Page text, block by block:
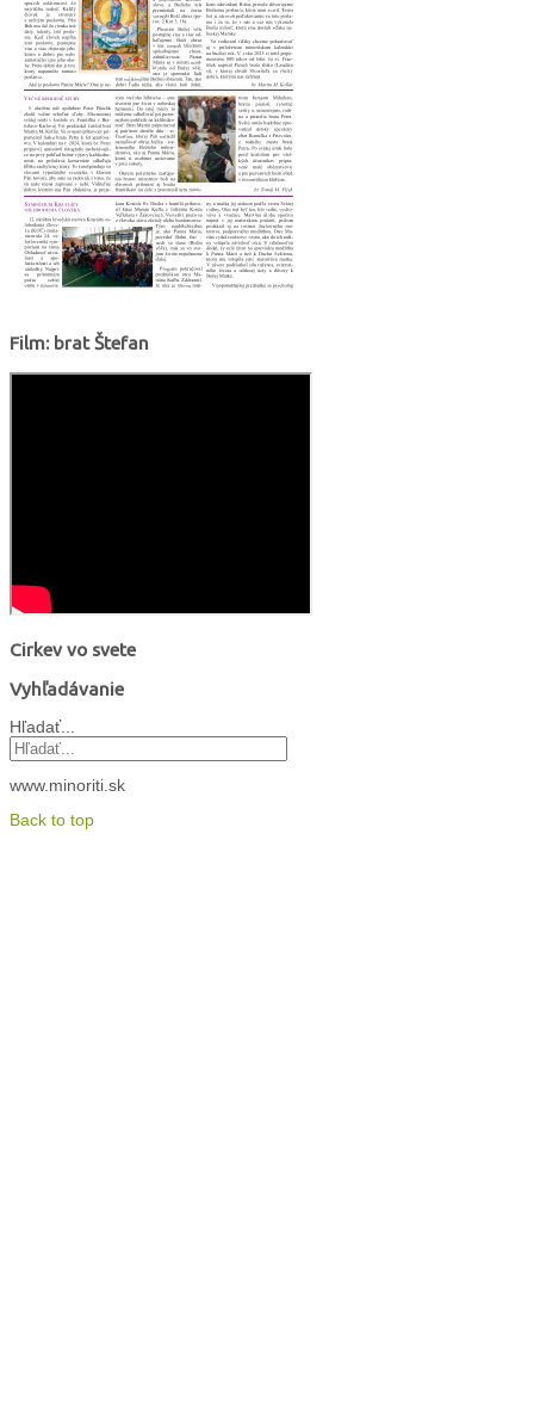
Film: brat Štefan
Cirkev vo svete
Vyhľadávanie
Hľadať...
www.minoriti.sk
Back to top